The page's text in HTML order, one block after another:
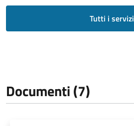
Tutti i servizi
Documenti (7)